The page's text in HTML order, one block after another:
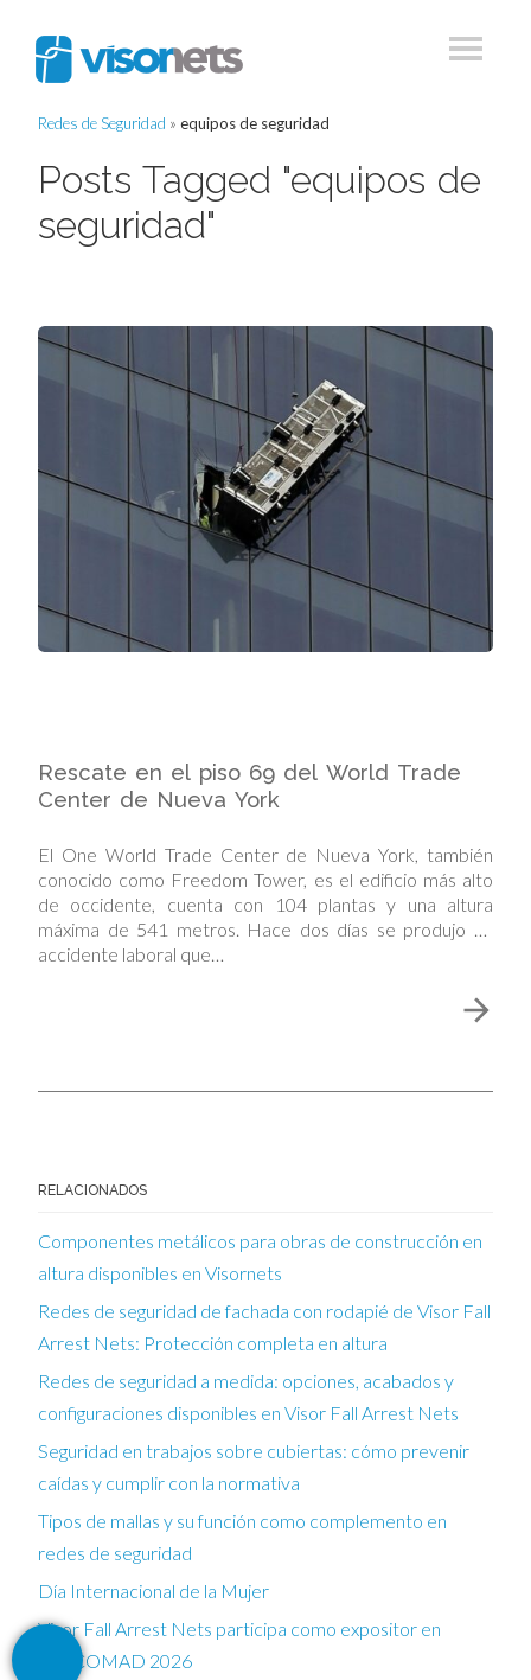
Redes de Seguridad » equipos de seguridad
Posts Tagged "equipos de
seguridad"
Rescate en el piso 69 del World Trade
Center de Nueva York
El One World Trade Center de Nueva York, también
conocido como Freedom Tower, es el edificio más alto
de occidente, cuenta con 104 plantas y una altura
máxima de 541 metros. Hace dos días se produjo un
accidente laboral que…
RELACIONADOS
Componentes metálicos para obras de construcción en
altura disponibles en Visornets
Redes de seguridad de fachada con rodapié de Visor Fall
Arrest Nets: Protección completa en altura
Redes de seguridad a medida: opciones, acabados y
configuraciones disponibles en Visor Fall Arrest Nets
Seguridad en trabajos sobre cubiertas: cómo prevenir
caídas y cumplir con la normativa
Tipos de mallas y su función como complemento en
redes de seguridad
Día Internacional de la Mujer
Visor Fall Arrest Nets participa como expositor en
FESCOMAD 2026